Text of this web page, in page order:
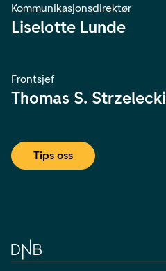
Kommunikasjonsdirektør
Liselotte Lunde
Frontsjef
Thomas S. Strzelecki
Tips oss